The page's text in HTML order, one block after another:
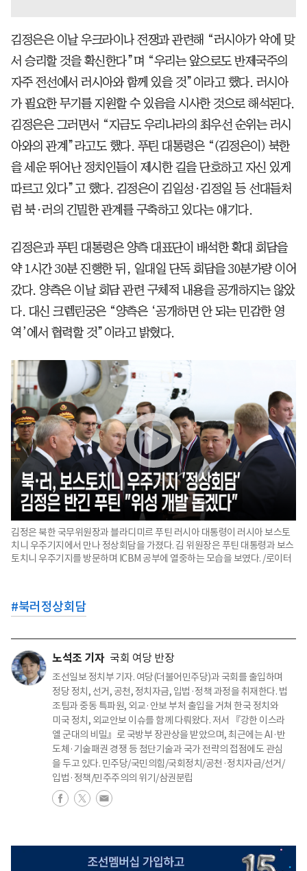
김정은은 이날 우크라이나 전쟁과 관련해 “러시아가 악에 맞
서 승리할 것을 확신한다”며 “우리는 앞으로도 반제국주의
자주 전선에서 러시아와 함께 있을 것”이라고 했다. 러시아
가 필요한 무기를 지원할 수 있음을 시사한 것으로 해석된다.
김정은은 그러면서 “지금도 우리나라의 최우선 순위는 러시
아와의 관계”라고도 했다. 푸틴 대통령은 “(김정은이) 북한
을 세운 뛰어난 정치인들이 제시한 길을 단호하고 자신 있게
따르고 있다”고 했다. 김정은이 김일성·김정일 등 선대들처
럼 북·러의 긴밀한 관계를 구축하고 있다는 얘기다.
김정은과 푸틴 대통령은 양측 대표단이 배석한 확대 회담을
약 1시간 30분 진행한 뒤, 일대일 단독 회담을 30분가량 이어
갔다. 양측은 이날 회담 관련 구체적 내용을 공개하지는 않았
다. 대신 크렘린궁은 “양측은 ‘공개하면 안 되는 민감한 영
역’에서 협력할 것”이라고 밝혔다.
김정은 북한 국무위원장과 블라디미르 푸틴 러시아 대통령이 러시아 보스토
치니 우주기지에서 만나 정상회담을 가졌다. 김 위원장은 푸틴 대통령과 보스
토치니 우주기지를 방문하며 ICBM 공부에 열중하는 모습을 보였다. /로이터
#북러정상회담
노석조 기자 국회 여당 반장
조선일보 정치부 기자. 여당(더불어민주당)과 국회를 출입하며
정당 정치, 선거, 공천, 정치자금, 입법·정책 과정을 취재한다. 법
조팀과 중동 특파원, 외교·안보 부처 출입을 거쳐 한국 정치와
미국 정치, 외교안보 이슈를 함께 다뤄왔다. 저서 『강한 이스라
엘 군대의 비밀』로 국방부 장관상을 받았으며, 최근에는 AI·반
도체·기술패권 경쟁 등 첨단기술과 국가 전략의 접점에도 관심
을 두고 있다. 민주당/국민의힘/국회정치/공천·정치자금/선거/
입법·정책/민주주의의 위기/삼권분립